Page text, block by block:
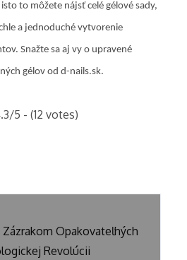
to môžete nájsť celé gélové sady,
a jednoduché vytvorenie
Snažte sa aj vy o upravené
gélov od d-nails.sk.
5 - (12 votes)
Opakovateľných
Revolúcii